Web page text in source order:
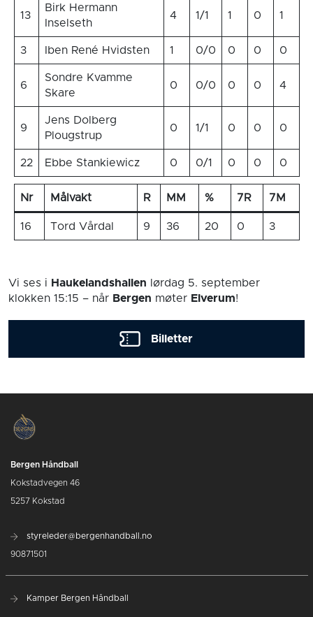
13
Birk Hermann
Inselseth
4 1/1 1 0 1
3 Iben René Hvidsten 1 0/0 0 0 0
6
Sondre Kvamme
Skare
0 0/0 0 0 4
9
Jens Dolberg
Plougstrup
0 1/1 0 0 0
22 Ebbe Stankiewicz 0 0/1 0 0 0
Nr Målvakt R MM % 7R 7M
16 Tord Vårdal 9 36 20 0 3
Vi ses i Haukelandshallen lørdag 5. september
klokken 15:15 – når Bergen møter Elverum!
Billetter
Bergen Håndball
Kokstadvegen 46
5257 Kokstad
styreleder@bergenhandball.no
90871501
Kamper Bergen Håndball